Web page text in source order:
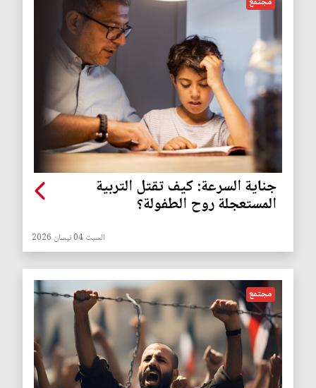
جناية السرعة: كيف تقتل التربية
المستعجلة روح الطفولة؟
السبت 04 نيسان 2026
مجتمع